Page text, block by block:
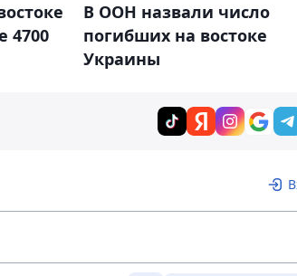
4700
В ООН назвали число
погибших на востоке
Украины